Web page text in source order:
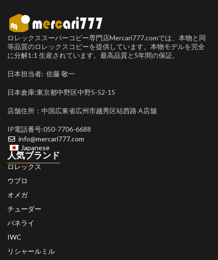
ロレックススーパーコピー専門店Mercari777.comでは、本物と同
等品質のロレックスコピーを提供しています。本物モデルを完全
に分解1:1 生産されています。最高品質と5年間の保証。
日本担当者: 佐藤 敬一
日本倉庫:東京都中野区中野5-52-15
店舗住所：中国広東省広州市越秀区站西路 A店舗
IP電話番号:050-7706-6688
info@mercari777.com
Japanese
人気ブランド
ロレックス
ウブロ
オメガ
チューダー
パネライ
IWC
リシャールミル